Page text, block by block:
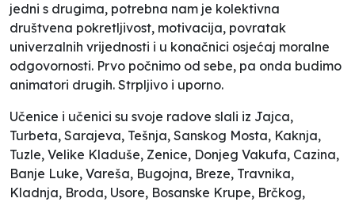
jedni s drugima, potrebna nam je kolektivna
društvena pokretljivost, motivacija, povratak
univerzalnih vrijednosti i u konačnici osjećaj moralne
odgovornosti. Prvo počnimo od sebe, pa onda budimo
animatori drugih. Strpljivo i uporno.
Učenice i učenici su svoje radove slali iz Jajca,
Turbeta, Sarajeva, Tešnja, Sanskog Mosta, Kaknja,
Tuzle, Velike Kladuše, Zenice, Donjeg Vakufa, Cazina,
Banje Luke, Vareša, Bugojna, Breze, Travnika,
Kladnja, Broda, Usore, Bosanske Krupe, Brčkog,